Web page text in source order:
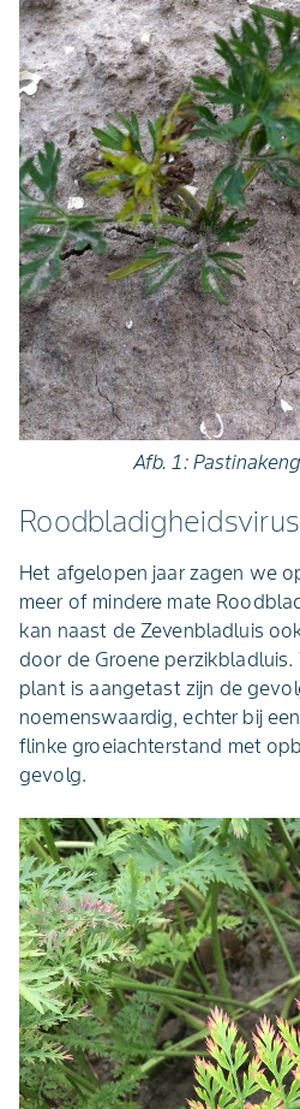
Afb. 1:
Roodbladigheidsvirus
Het afgelopen jaar zagen we
meer of mindere mate
kan naast de Zevenbladluis
door de Groene perzikbladluis.
plant is aangetast zijn de
noemenswaardig, echter bij
flinke groeiachterstand met
gevolg.